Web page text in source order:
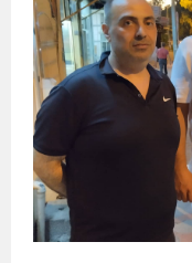
KARAÇAY’A
18:22 BAŞKAN SAMİ
GÖNÜLLERE